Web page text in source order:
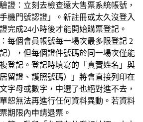
證： 立刻去檢查遠大售票系統帳號，
機門號認證」。新註冊或太久沒登入
完成24小時後才能開始購票登記。
每個會員帳號每一場次最多限登記 2
），但每個證件號碼於同一場次僅能
登記 。登記時填寫的「真實姓名」與
留證、護照號碼）」將會直接列印在
字母或數字，中選了也絕對進不去，
恕無法再進行任何資料異動。若資料
期限內申請退票。